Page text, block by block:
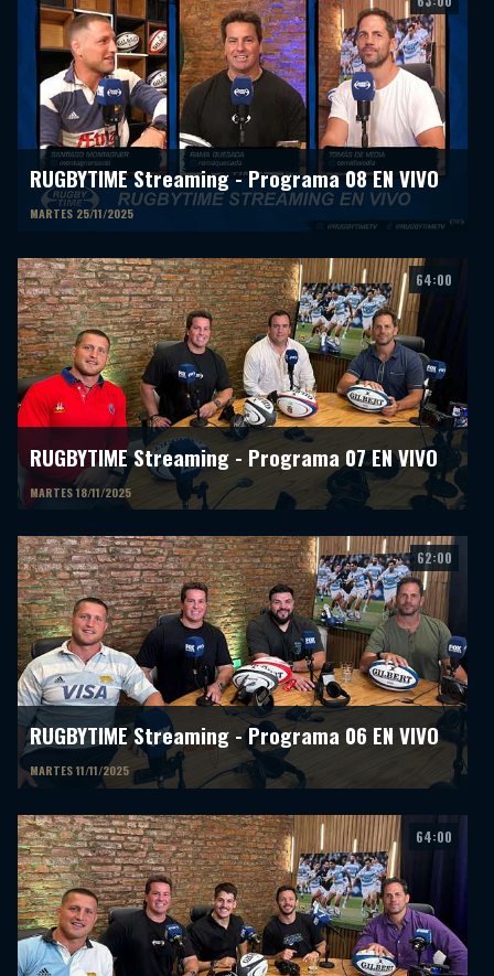
RUGBYTIME Streaming - Programa 08 EN VIVO
MARTES 25/11/2025
64:00
RUGBYTIME Streaming - Programa 07 EN VIVO
MARTES 18/11/2025
62:00
RUGBYTIME Streaming - Programa 06 EN VIVO
MARTES 11/11/2025
64:00